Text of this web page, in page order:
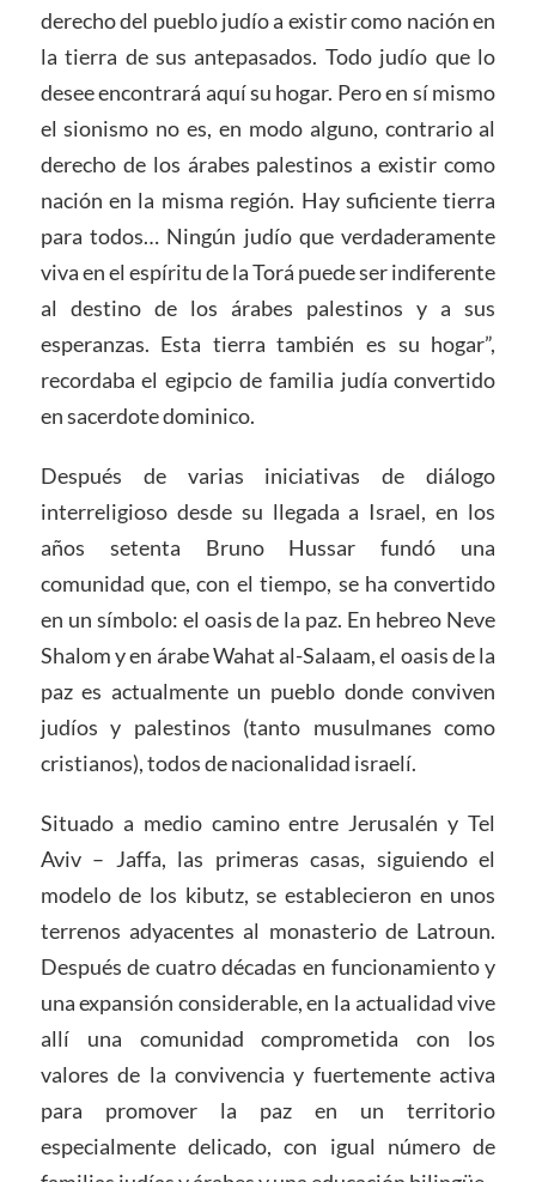
derecho del pueblo judío a existir como nación en
la tierra de sus antepasados. Todo judío que lo
desee encontrará aquí su hogar. Pero en sí mismo
el sionismo no es, en modo alguno, contrario al
derecho de los árabes palestinos a existir como
nación en la misma región. Hay suficiente tierra
para todos… Ningún judío que verdaderamente
viva en el espíritu de la Torá puede ser indiferente
al destino de los árabes palestinos y a sus
esperanzas. Esta tierra también es su hogar”,
recordaba el egipcio de familia judía convertido
en sacerdote dominico.
Después de varias iniciativas de diálogo
interreligioso desde su llegada a Israel, en los
años setenta Bruno Hussar fundó una
comunidad que, con el tiempo, se ha convertido
en un símbolo: el oasis de la paz. En hebreo Neve
Shalom y en árabe Wahat al-Salaam, el oasis de la
paz es actualmente un pueblo donde conviven
judíos y palestinos (tanto musulmanes como
cristianos), todos de nacionalidad israelí.
Situado a medio camino entre Jerusalén y Tel
Aviv – Jaffa, las primeras casas, siguiendo el
modelo de los kibutz, se establecieron en unos
terrenos adyacentes al monasterio de Latroun.
Después de cuatro décadas en funcionamiento y
una expansión considerable, en la actualidad vive
allí una comunidad comprometida con los
valores de la convivencia y fuertemente activa
para promover la paz en un territorio
especialmente delicado, con igual número de